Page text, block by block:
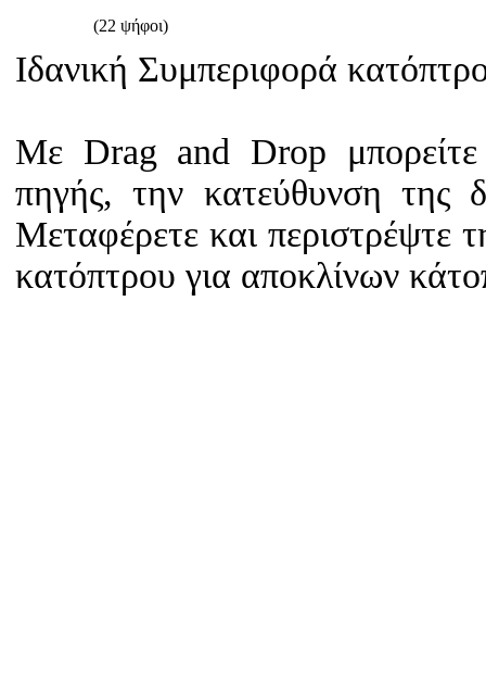
(22 ψήφοι)
Ιδανική Συμπεριφορά
Με Drag and Drop μπορείτε
πηγής, την κατεύθυνση της
Μεταφέρετε και περιστρέψτε
κατόπτρου για αποκλίνων